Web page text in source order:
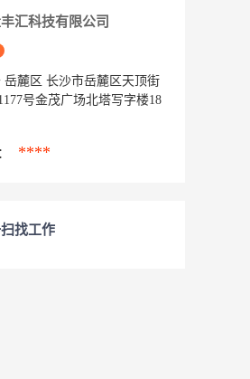
汇科技有限公司
岳麓区 长沙市岳麓区天顶街
号金茂广场北塔写字楼18
****
找工作